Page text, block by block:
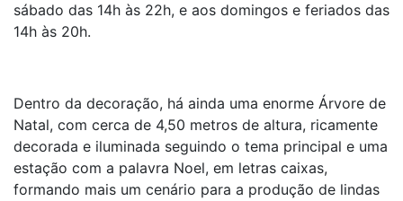
sábado das 14h às 22h, e aos domingos e feriados das
14h às 20h.
Dentro da decoração, há ainda uma enorme Árvore de
Natal, com cerca de 4,50 metros de altura, ricamente
decorada e iluminada seguindo o tema principal e uma
estação com a palavra Noel, em letras caixas,
formando mais um cenário para a produção de lindas